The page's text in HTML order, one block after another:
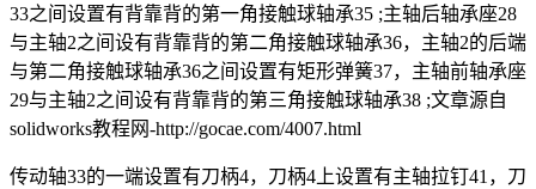
33之间设置有背靠背的第一角接触球轴承35 ;主轴后轴承座28
与主轴2之间设有背靠背的第二角接触球轴承36，主轴2的后端
与第二角接触球轴承36之间设置有矩形弹簧37，主轴前轴承座
29与主轴2之间设有背靠背的第三角接触球轴承38 ;文章源自
solidworks教程网-http://gocae.com/4007.html
传动轴33的一端设置有刀柄4，刀柄4上设置有主轴拉钉41，刀